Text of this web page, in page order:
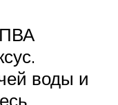
воды и